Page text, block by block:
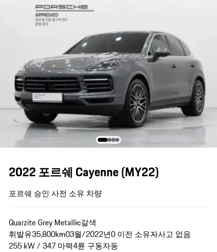
2022 포르쉐 Cayenne (MY22)
포르쉐 승인 사전 소유 차량
Quarzite Grey Metallic갈색
휘발유35,800km03월/2022년0 이전 소유자사고 없음
255 kW / 347 마력4륜 구동자동